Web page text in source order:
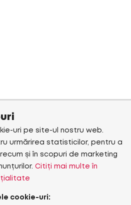
uri pe site-ul nostru web.
urmărirea statisticilor, pentru a
și în scopuri de marketing
Citiți mai multe în
cookie-uri: